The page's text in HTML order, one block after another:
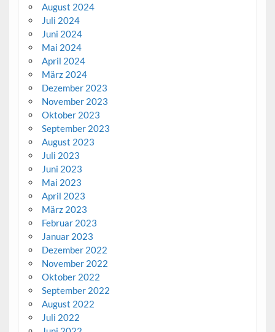
August 2024
Juli 2024
Juni 2024
Mai 2024
April 2024
März 2024
Dezember 2023
November 2023
Oktober 2023
September 2023
August 2023
Juli 2023
Juni 2023
Mai 2023
April 2023
März 2023
Februar 2023
Januar 2023
Dezember 2022
November 2022
Oktober 2022
September 2022
August 2022
Juli 2022